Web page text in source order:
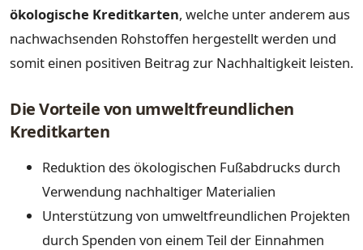
ökologische Kreditkarten, welche unter anderem aus
nachwachsenden Rohstoffen hergestellt werden und
somit einen positiven Beitrag zur Nachhaltigkeit leisten.
Die Vorteile von umweltfreundlichen
Kreditkarten
Reduktion des ökologischen Fußabdrucks durch
Verwendung nachhaltiger Materialien
Unterstützung von umweltfreundlichen Projekten
durch Spenden von einem Teil der Einnahmen